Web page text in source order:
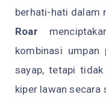
berhati-hati dalam
Roar
kombinasi
sayap, tetapi
kiper lawan secara